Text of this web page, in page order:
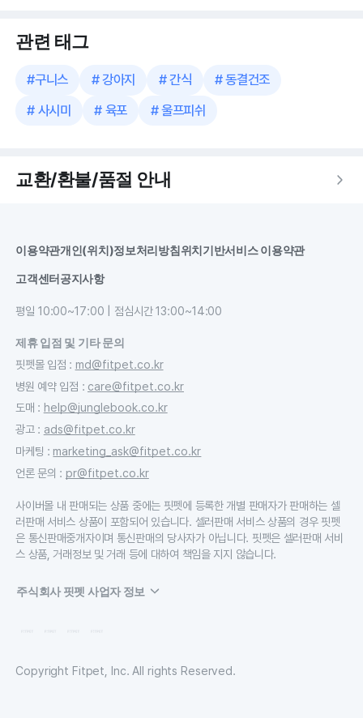
관련 태그
#구니스 #강아지 #간식 #동결건조
# 사시미 # 육포 #울프피쉬
교환/환불/품절 안내
이용약관개인(위치)정보처리방침위치기반서비스 이용약관
고객센터공지사항
평일 10:00~17:00 | 점심시간 13:00~14:00
제휴 입점 및 기타 문의
핏펫몰 입점 : md@fitpet.co.kr
병원 예약 입점 : care@fitpet.co.kr
도매 : help@junglebook.co.kr
광고: ads@fitpet.co.kr
마케팅 : marketing_ask@fitpet.co.kr
언론 문의 : pr@fitpet.co.kr
사이버몰 내 판매되는 상품 중에는 핏펫에 등록한 개별 판매자가 판매하는 셀
러판매 서비스 상품이 포함되어 있습니다. 셀러판매 서비스 상품의 경우 핏펫
은 통신판매중개자이며 통신판매의 당사자가 아닙니다. 핏펫은 셀러판매 서비
스 상품, 거래정보 및 거래 등에 대하여 책임을 지지 않습니다.
주식회사 핏펫 사업자 정보
Copyright Fitpet, Inc. All rights Reserved.